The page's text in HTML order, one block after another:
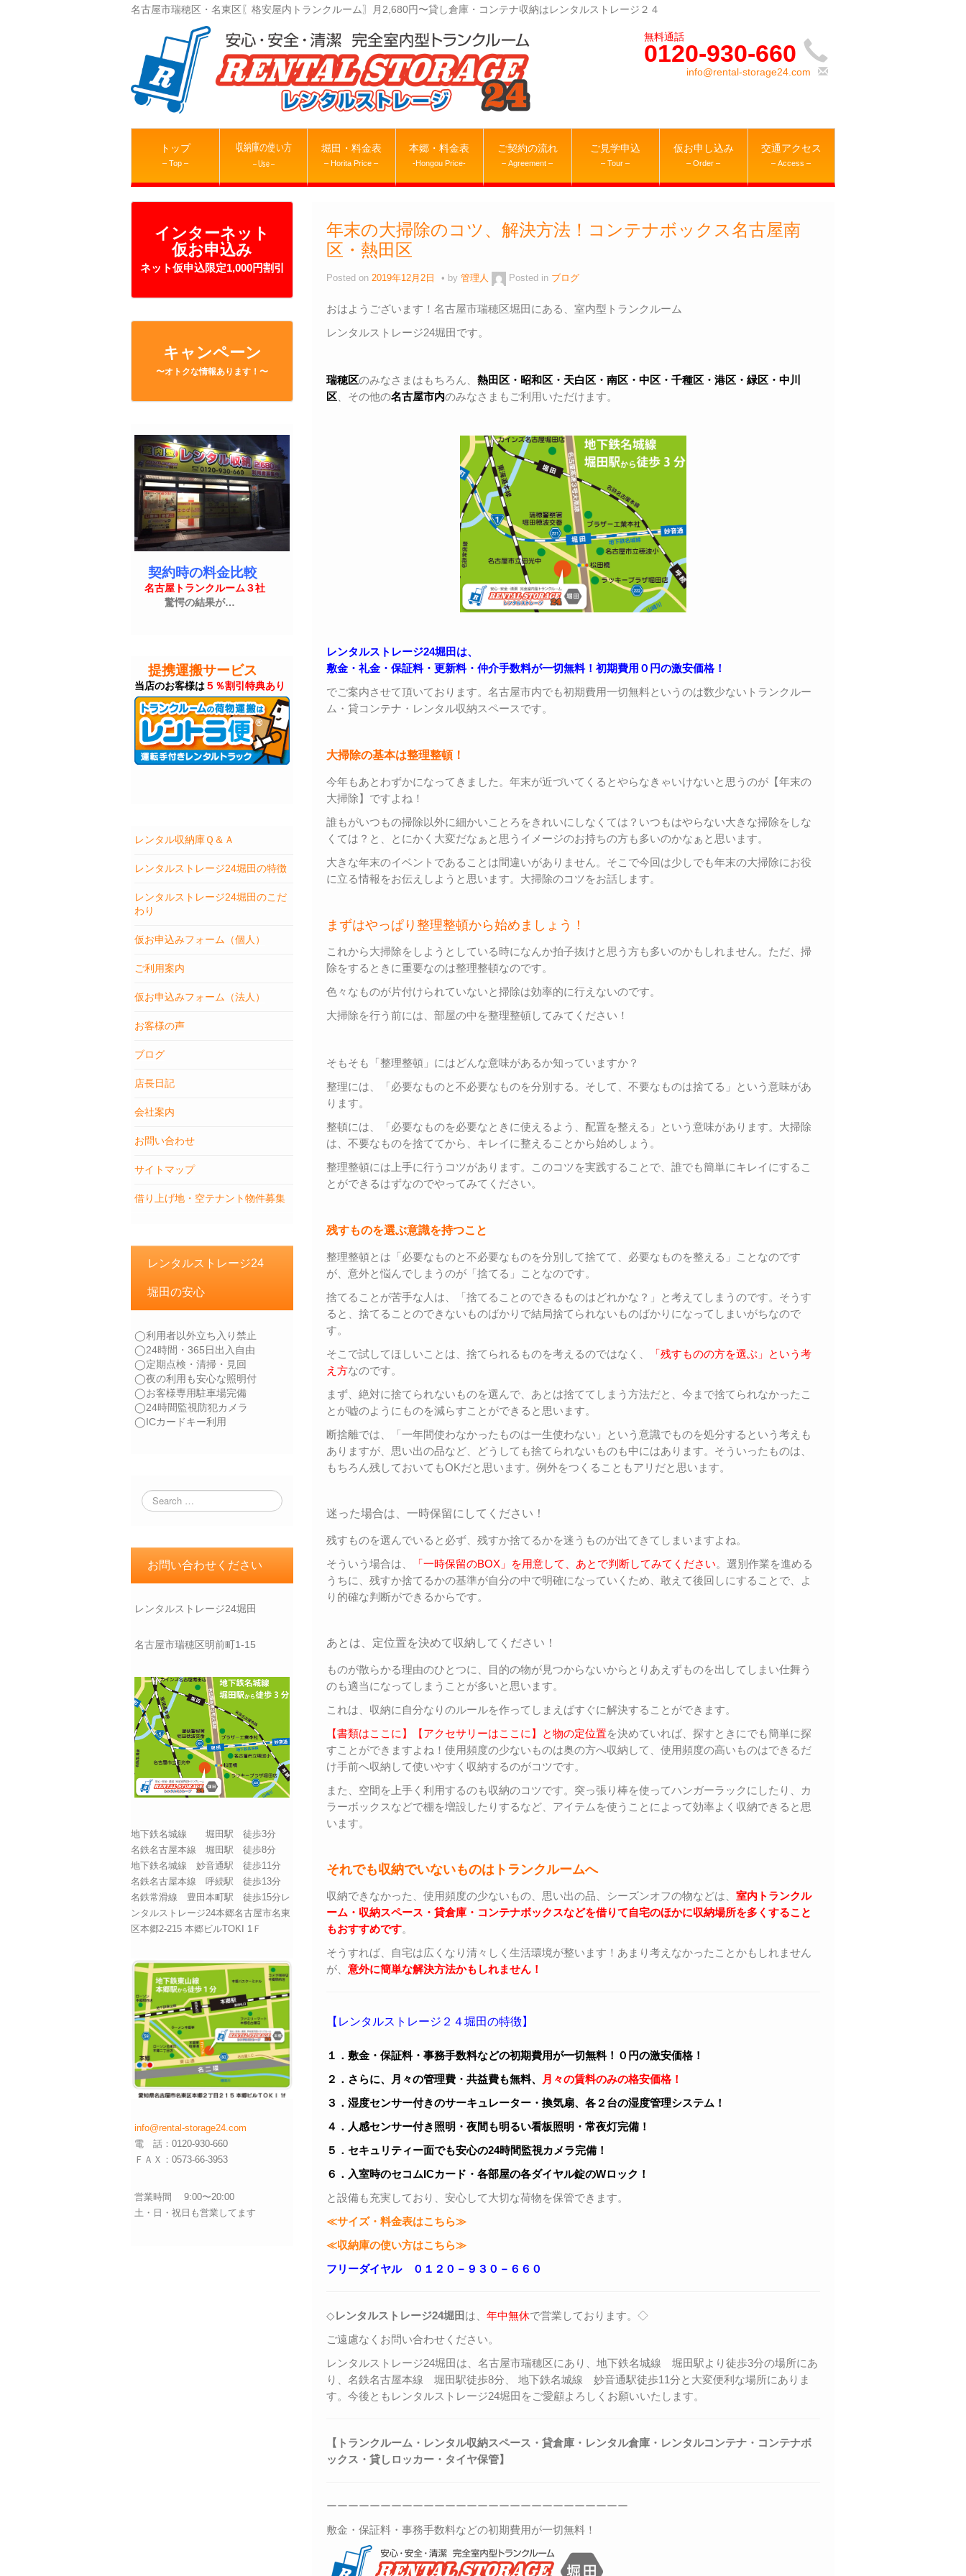
名古屋市瑞穂区・名東区〖格安屋内トランクルーム〗月2,680円〜貸し倉庫・コンテナ収納はレンタルストレージ２４
0120-930-660
info@rental-storage24.com
トップ
– Top –
収納庫の使い方
– Use –
堀田・料金表
– Horita Price –
本郷・料金表
-Hongou Price-
ご契約の流れ
– Agreement –
ご見学申込
– Tour –
仮お申し込み
– Order –
交通アクセス
– Access –
インターネット
仮お申込み
ネット仮申込限定1,000円割引
キャンペーン
〜オトクな情報あります！〜
契約時の料金比較
名古屋トランクルーム３社
驚愕の結果が…
提携運搬サービス
当店のお客様は５％割引特典あり
レンタル収納庫Ｑ＆Ａ
レンタルストレージ24堀田の特徴
レンタルストレージ24堀田のこだ
わり
仮お申込みフォーム（個人）
ご利用案内
仮お申込みフォーム（法人）
お客様の声
ブログ
店長日記
会社案内
お問い合わせ
サイトマップ
借り上げ地・空テナント物件募集
レンタルストレージ24
堀田の安心
◯利用者以外立ち入り禁止
◯24時間・365日出入自由
◯定期点検・清掃・見回
◯夜の利用も安心な照明付
◯お客様専用駐車場完備
◯24時間監視防犯カメラ
◯ICカードキー利用
お問い合わせください
レンタルストレージ24堀田
名古屋市瑞穂区明前町1-15
地下鉄名城線 堀田駅 徒歩3分
名鉄名古屋本線 堀田駅 徒歩8分
地下鉄名城線 妙音通駅 徒歩11分
名鉄名古屋本線 呼続駅 徒歩13分
名鉄常滑線 豊田本町駅 徒歩15分レ
ンタルストレージ24本郷名古屋市名東
区本郷2-215 本郷ビルTOKI 1Ｆ
info@rental-storage24.com
電 話：0120-930-660
ＦＡＸ：0573-66-3953
営業時間 9:00〜20:00
土・日・祝日も営業してます
年末の大掃除のコツ、解決方法！コンテナボックス名古屋南
区・熱田区
Posted on2019年12月2日 by管理人 Posted in ブログ
おはようございます！名古屋市瑞穂区堀田にある、室内型トランクルーム
レンタルストレージ24堀田です。
瑞穂区のみなさまはもちろん、熱田区・昭和区・天白区・南区・中区・千種区・港区・緑区・中川
区 、その他の名古屋市内のみなさまもご利用いただけます。
レンタルストレージ24堀田は、
敷金・礼金・保証料・更新料・仲介手数料が一切無料！初期費用０円の激安価格！
でご案内させて頂いております。名古屋市内でも初期費用一切無料というのは数少ないトランクルー
ム・貸コンテナ・レンタル収納スペースです。
大掃除の基本は整理整頓！
今年もあとわずかになってきました。年末が近づいてくるとやらなきゃいけないと思うのが【年末の
大掃除】ですよね！
誰もがいつもの掃除以外に細かいことろをきれいにしなくては？いつもはやらない大きな掃除をしな
くては？と、とにかく大変だなぁと思うイメージのお持ちの方も多いのかなぁと思います。
大きな年末のイベントであることは間違いがありません。そこで今回は少しでも年末の大掃除にお役
に立る情報をお伝えしようと思います。大掃除のコツをお話します。
まずはやっぱり整理整頓から始めましょう！
これから大掃除をしようとしている時になんか拍子抜けと思う方も多いのかもしれません。ただ、掃
除をするときに重要なのは整理整頓なのです。
色々なものが片付けられていないと掃除は効率的に行えないのです。
大掃除を行う前には、部屋の中を整理整頓してみてください！
そもそも「整理整頓」にはどんな意味があるか知っていますか？
整理には、「必要なものと不必要なものを分別する。そして、不要なものは捨てる」という意味があ
ります。
整頓には、「必要なものを必要なときに使えるよう、配置を整える」という意味があります。大掃除
は、不要なものを捨ててから、キレイに整えることから始めしょう。
整理整頓には上手に行うコツがあります。このコツを実践することで、誰でも簡単にキレイにするこ
とができるはずなのでやってみてください。
残すものを選ぶ意識を持つこと
整理整頓とは「必要なものと不必要なものを分別して捨てて、必要なものを整える」ことなのです
が、意外と悩んでしまうのが「捨てる」ことなのです。
捨てることが苦手な人は、「捨てることのできるものはどれかな？」と考えてしまうのです。そうす
ると、捨てることのできないものばかりで結局捨てられないものばかりになってしまいがちなので
す。
そこで試してほしいことは、捨てられるものを考えるのではなく、
「残すものの方を選ぶ」という考
え方なのです。
まず、絶対に捨てられないものを選んで、あとは捨ててしまう方法だと、今まで捨てられなかったこ
とが嘘のようにものを減らすことができると思います。
断捨離では、「一年間使わなかったものは一生使わない」という意識でものを処分するという考えも
ありますが、思い出の品など、どうしても捨てられないものも中にはあります。そういったものは、
もちろん残しておいてもOKだと思います。例外をつくることもアリだと思います。
迷った場合は、一時保留にしてください！
残すものを選んでいると必ず、残すか捨てるかを迷うものが出てきてしまいますよね。
そういう場合は、
「一時保留のBOX」を用意して、あとで判断してみてください。選別作業を進める
うちに、残すか捨てるかの基準が自分の中で明確になっていくため、敢えて後回しにすることで、よ
り的確な判断ができるからです。
あとは、定位置を決めて収納してください！
ものが散らかる理由のひとつに、目的の物が見つからないからとりあえずものを出してしまい仕舞う
のも適当になってしまうことが多いと思います。
これは、収納に自分なりのルールを作ってしまえばすぐに解決することができます。
【書類はここに】【アクセサリーはここに】と物の定位置を決めていれば、探すときにでも簡単に探
すことができますよね！使用頻度の少ないものは奥の方へ収納して、使用頻度の高いものはできるだ
け手前へ収納して使いやすく収納するのがコツです。
また、空間を上手く利用するのも収納のコツです。突っ張り棒を使ってハンガーラックにしたり、カ
ラーボックスなどで棚を増設したりするなど、アイテムを使うことによって効率よく収納できると思
います。
それでも収納でいないものはトランクルームへ
収納できなかった、使用頻度の少ないもの、思い出の品、シーズンオフの物などは、室内トランクル
ーム・収納スペース・貸倉庫・コンテナボックスなどを借りて自宅のほかに収納場所を多くすること
もおすすめです。
そうすれば、自宅は広くなり清々しく生活環境が整います！あまり考えなかったことかもしれません
が、意外に簡単な解決方法かもしれません！
【レンタルストレージ２４堀田の特徴】
１．敷金・保証料・事務手数料などの初期費用が一切無料！０円の激安価格！
２．さらに、月々の管理費・共益費も無料、
月々の賃料のみの格安価格！
３．湿度センサー付きのサーキュレーター・換気扇、各２台の湿度管理システム！
４．人感センサー付き照明・夜間も明るい看板照明・常夜灯完備！
５．セキュリティー面でも安心の24時間監視カメラ完備！
６．入室時のセコムICカード・各部屋の各ダイヤル錠のWロック！
と設備も充実しており、安心して大切な荷物を保管できます。
≪サイズ・料金表はこちら≫
≪収納庫の使い方はこちら≫
フリーダイヤル ０１２０－９３０－６６０
◇レンタルストレージ24堀田 は、年中無休で営業しております。◇
ご遠慮なくお問い合わせください。
レンタルストレージ24堀田は、名古屋市瑞穂区にあり、地下鉄名城線 堀田駅より徒歩3分の場所にあ
り、名鉄名古屋本線 堀田駅徒歩8分、 地下鉄名城線 妙音通駅徒歩11分と大変便利な場所にありま
す。今後ともレンタルストレージ24堀田をご愛顧よろしくお願いいたします。
【トランクルーム・レンタル収納スペース・貸倉庫・レンタル倉庫・レンタルコンテナ・コンテナボ
ックス・貸しロッカー・ タイヤ保管】
ーーーーーーーーーーーーーーーーーーーーーーーーーーーー
敷金・保証料・事務手数料などの初期費用が一切無料！